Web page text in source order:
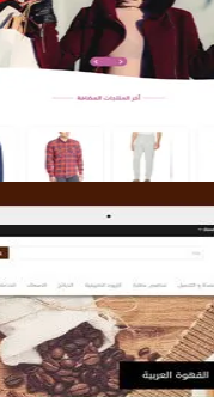
التفاصيل
تصميم متجر الكاجو
التفاصيل